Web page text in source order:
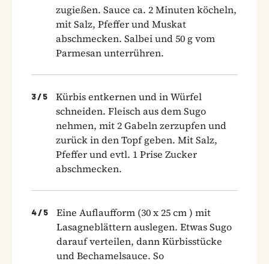
zugießen. Sauce ca. 2 Minuten köcheln,
mit Salz, Pfeffer und Muskat
abschmecken. Salbei und 50 g vom
Parmesan unterrühren.
3 / 5
Kürbis entkernen und in Würfel
schneiden. Fleisch aus dem Sugo
nehmen, mit 2 Gabeln zerzupfen und
zurück in den Topf geben. Mit Salz,
Pfeffer und evtl. 1 Prise Zucker
abschmecken.
4 / 5
Eine Auflaufform (30 x 25 cm ) mit
Lasagneblättern auslegen. Etwas Sugo
darauf verteilen, dann Kürbisstücke
und Bechamelsauce. So